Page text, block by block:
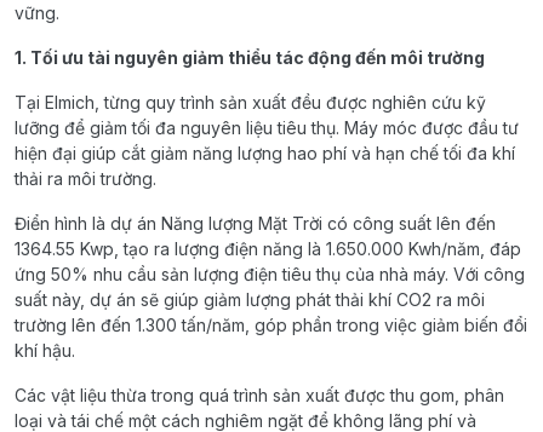
vững.
1. Tối ưu tài nguyên giảm thiểu tác động đến môi trường
Tại Elmich, từng quy trình sản xuất đều được nghiên cứu kỹ
lưỡng để giảm tối đa nguyên liệu tiêu thụ. Máy móc được đầu tư
hiện đại giúp cắt giảm năng lượng hao phí và hạn chế tối đa khí
thải ra môi trường.
Điển hình là dự án Năng lượng Mặt Trời có công suất lên đến
1364.55 Kwp, tạo ra lượng điện năng là 1.650.000 Kwh/năm, đáp
ứng 50% nhu cầu sản lượng điện tiêu thụ của nhà máy. Với công
suất này, dự án sẽ giúp giảm lượng phát thải khí CO2 ra môi
trường lên đến 1.300 tấn/năm, góp phần trong việc giảm biến đổi
khí hậu.
Các vật liệu thừa trong quá trình sản xuất được thu gom, phân
loại và tái chế một cách nghiêm ngặt để không lãng phí và